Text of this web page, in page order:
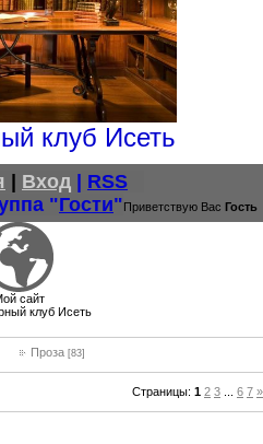
клуб Исеть
Вход
RSS
"Гости"Приветствую Вас Гость
сайт
клуб Исеть
Проза [83]
Страницы: 1 2 3 6 7 »